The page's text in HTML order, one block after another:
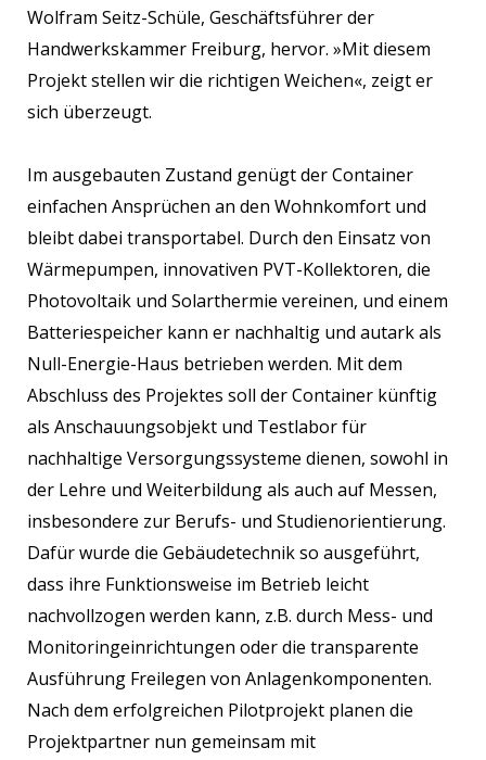
Wolfram Seitz-Schüle, Geschäftsführer der
Handwerkskammer Freiburg, hervor. »Mit diesem
Projekt stellen wir die richtigen Weichen«, zeigt er
sich überzeugt.
Im ausgebauten Zustand genügt der Container
einfachen Ansprüchen an den Wohnkomfort und
bleibt dabei transportabel. Durch den Einsatz von
Wärmepumpen, innovativen PVT-Kollektoren, die
Photovoltaik und Solarthermie vereinen, und einem
Batteriespeicher kann er nachhaltig und autark als
Null-Energie-Haus betrieben werden. Mit dem
Abschluss des Projektes soll der Container künftig
als Anschauungsobjekt und Testlabor für
nachhaltige Versorgungssysteme dienen, sowohl in
der Lehre und Weiterbildung als auch auf Messen,
insbesondere zur Berufs- und Studienorientierung.
Dafür wurde die Gebäudetechnik so ausgeführt,
dass ihre Funktionsweise im Betrieb leicht
nachvollzogen werden kann, z.B. durch Mess- und
Monitoringeinrichtungen oder die transparente
Ausführung Freilegen von Anlagenkomponenten.
Nach dem erfolgreichen Pilotprojekt planen die
Projektpartner nun gemeinsam mit